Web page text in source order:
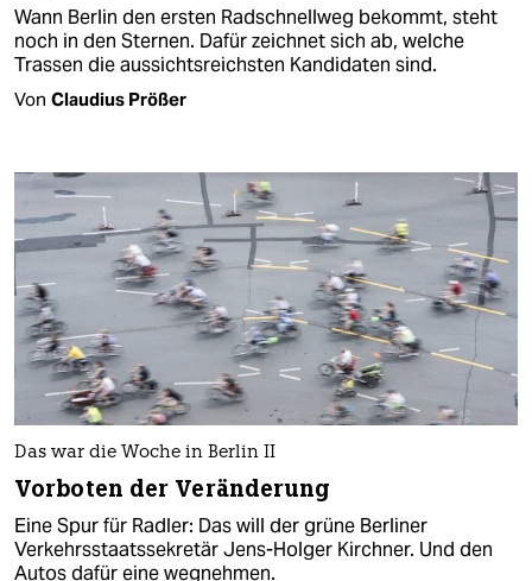
Wann Berlin den ersten Radschnellweg bekommt, steht
noch in den Sternen. Dafür zeichnet sich ab, welche
Trassen die aussichtsreichsten Kandidaten sind.
Von Claudius Prößer
Das war die Woche in Berlin II
Vorboten der Veränderung
Eine Spur für Radler: Das will der grüne Berliner
Verkehrsstaatssekretär Jens-Holger Kirchner. Und den
Autos dafür eine wegnehmen.